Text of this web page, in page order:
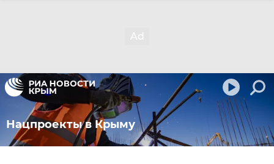
Нацпроекты в Крыму